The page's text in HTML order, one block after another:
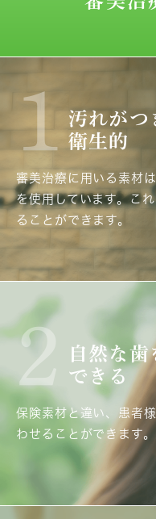
1 汚れがつ
衛生的
審美治療に用いる素材
を使用しています。こ
ることができます。
2
自然な歯
できる
保険素材と違い、患者
わせることができます。